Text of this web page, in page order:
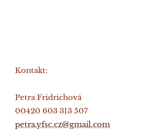
Kontakt:
Petra Fridrichová
00420 603 313 507
petra.yfsc.cz@gmail.com